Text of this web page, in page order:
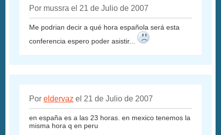
Por mussra el 21 de Julio de 2007
Me podrian decir a qué hora española será esta
conferencia espero poder asistir...
Poreldervaz el 21 de Julio de 2007
en españa es a las 23 horas. en mexico tenemos la
misma hora q en peru